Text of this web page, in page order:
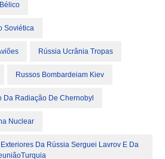
Soviética
Rússia Ucrânia Tropas
Russos Bombardeiam Kiev
Da Radiação De Chernobyl
Nuclear
Da Rússia Serguei Lavrov E Da